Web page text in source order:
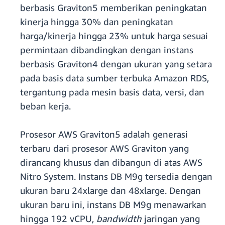
berbasis Graviton5 memberikan peningkatan
kinerja hingga 30% dan peningkatan
harga/kinerja hingga 23% untuk harga sesuai
permintaan dibandingkan dengan instans
berbasis Graviton4 dengan ukuran yang setara
pada basis data sumber terbuka Amazon RDS,
tergantung pada mesin basis data, versi, dan
beban kerja.
Prosesor AWS Graviton5 adalah generasi
terbaru dari prosesor AWS Graviton yang
dirancang khusus dan dibangun di atas AWS
Nitro System. Instans DB M9g tersedia dengan
ukuran baru 24xlarge dan 48xlarge. Dengan
ukuran baru ini, instans DB M9g menawarkan
hingga 192 vCPU, bandwidth jaringan yang